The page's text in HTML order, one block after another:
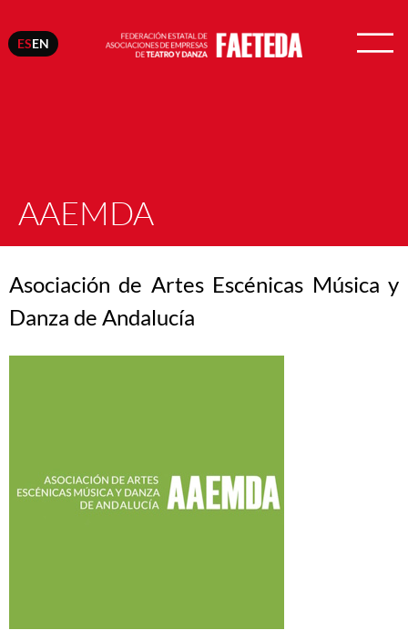
ESEN
AAEMDA
Asociación de Artes Escénicas Música y
Danza de Andalucía